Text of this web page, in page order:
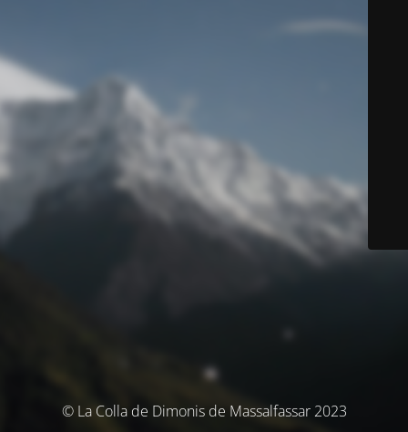
© La Colla de Dimonis de Massalfassar 2023